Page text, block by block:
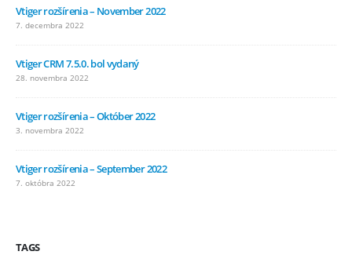
Vtiger rozšírenia – November 2022
7. decembra 2022
Vtiger CRM 7.5.0. bol vydaný
28. novembra 2022
Vtiger rozšírenia – Október 2022
3. novembra 2022
Vtiger rozšírenia – September 2022
7. októbra 2022
TAGS